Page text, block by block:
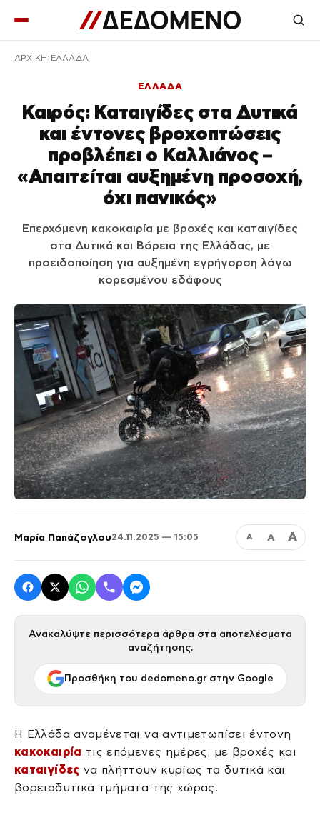
ΑΡΧΙΚΉ ΕΛΛΑΔΑ
ΕΛΛΑΔΑ
Καιρός: Καταιγίδες στα Δυτικά
και έντονες βροχοπτώσεις
προβλέπει ο Καλλιάνος –
«Απαιτείται αυξημένη προσοχή,
όχι πανικός»
Επερχόμενη κακοκαιρία με βροχές και καταιγίδες
στα Δυτικά και Βόρεια της Ελλάδας, με
προειδοποίηση για αυξημένη εγρήγορση λόγω
κορεσμένου εδάφους
Μαρία Παπάζογλου24.11.2025 — 15:05 Α Α Α
Ανακαλύψτε περισσότερα άρθρα στα αποτελέσματα
αναζήτησης.
Προσθήκη του dedomeno.gr στην Google
Η Ελλάδα αναμένεται να αντιμετωπίσει έντονη
κακοκαιρία τις επόμενες ημέρες, με βροχές και
καταιγίδες να πλήττουν κυρίως τα δυτικά και
βορειοδυτικά τμήματα της χώρας.